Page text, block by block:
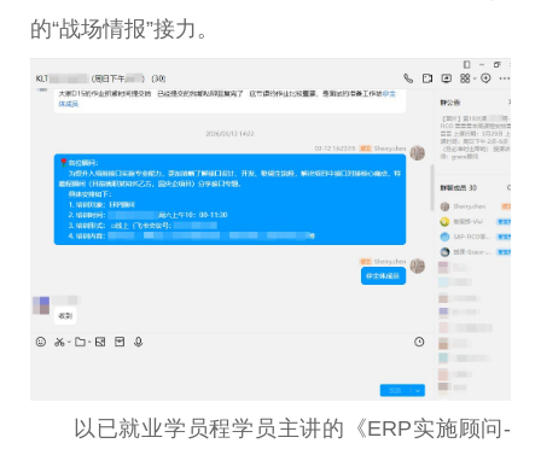
的“战场情报”接力。
以已就业学员程学员主讲的《ERP实施顾问-